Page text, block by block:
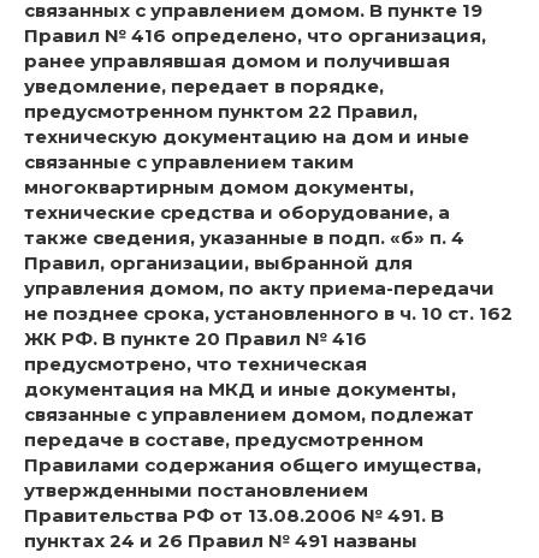
связанных с управлением домом. В пункте 19
Правил № 416 определено, что организация,
ранее управлявшая домом и получившая
уведомление, передает в порядке,
предусмотренном пунктом 22 Правил,
техническую документацию на дом и иные
связанные с управлением таким
многоквартирным домом документы,
технические средства и оборудование, а
также сведения, указанные в подп. «б» п. 4
Правил, организации, выбранной для
управления домом, по акту приема-передачи
не позднее срока, установленного в ч. 10 ст. 162
ЖК РФ. В пункте 20 Правил № 416
предусмотрено, что техническая
документация на МКД и иные документы,
связанные с управлением домом, подлежат
передаче в составе, предусмотренном
Правилами содержания общего имущества,
утвержденными постановлением
Правительства РФ от 13.08.2006 № 491. В
пунктах 24 и 26 Правил № 491 названы